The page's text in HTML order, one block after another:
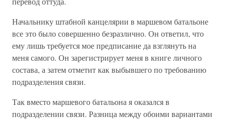
Начальнику штабной канцелярии в маршевом батальоне
все это было совершенно безразлично. Он ответил, что
ему лишь требуется мое предписание да взглянуть на
меня самого. Он зарегистрирует меня в книге личного
состава, а затем отметит как выбывшего по требованию
подразделения связи.
Так вместо маршевого батальона я оказался в
подразделении связи. Разница между обоими вариантами